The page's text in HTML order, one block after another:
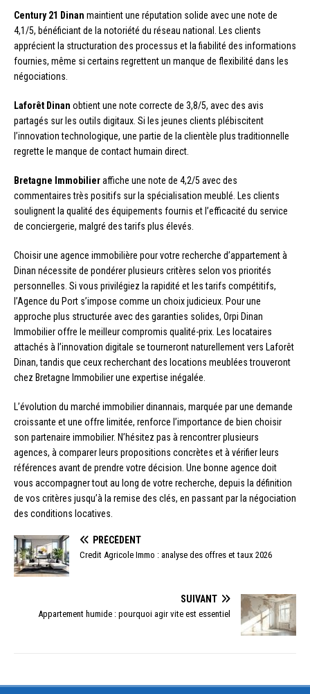
Century 21 Dinan maintient une réputation solide avec une note de
4,1/5, bénéficiant de la notoriété du réseau national. Les clients
apprécient la structuration des processus et la fiabilité des informations
fournies, même si certains regrettent un manque de flexibilité dans les
négociations.
Laforêt Dinan obtient une note correcte de 3,8/5, avec des avis
partagés sur les outils digitaux. Si les jeunes clients plébiscitent
l’innovation technologique, une partie de la clientèle plus traditionnelle
regrette le manque de contact humain direct.
Bretagne Immobilieraffiche une note de 4,2/5 avec des
commentaires très positifs sur la spécialisation meublé. Les clients
soulignent la qualité des équipements fournis et l’efficacité du service
de conciergerie, malgré des tarifs plus élevés.
Choisir une agence immobilière pour votre recherche d’appartement à
Dinan nécessite de pondérer plusieurs critères selon vos priorités
personnelles. Si vous privilégiez la rapidité et les tarifs compétitifs,
l’Agence du Port s’impose comme un choix judicieux. Pour une
approche plus structurée avec des garanties solides, Orpi Dinan
Immobilier offre le meilleur compromis qualité-prix. Les locataires
attachés à l’innovation digitale se tourneront naturellement vers Laforêt
Dinan, tandis que ceux recherchant des locations meublées trouveront
chez Bretagne Immobilier une expertise inégalée.
L’évolution du marché immobilier dinannais, marquée par une demande
croissante et une offre limitée, renforce l’importance de bien choisir
son partenaire immobilier. N’hésitez pas à rencontrer plusieurs
agences, à comparer leurs propositions concrètes et à vérifier leurs
références avant de prendre votre décision. Une bonne agence doit
vous accompagner tout au long de votre recherche, depuis la définition
de vos critères jusqu’à la remise des clés, en passant par la négociation
des conditions locatives.
PRÉCÉDENT
Credit Agricole Immo : analyse des offres et taux 2026
SUIVANT
Appartement humide : pourquoi agir vite est essentiel